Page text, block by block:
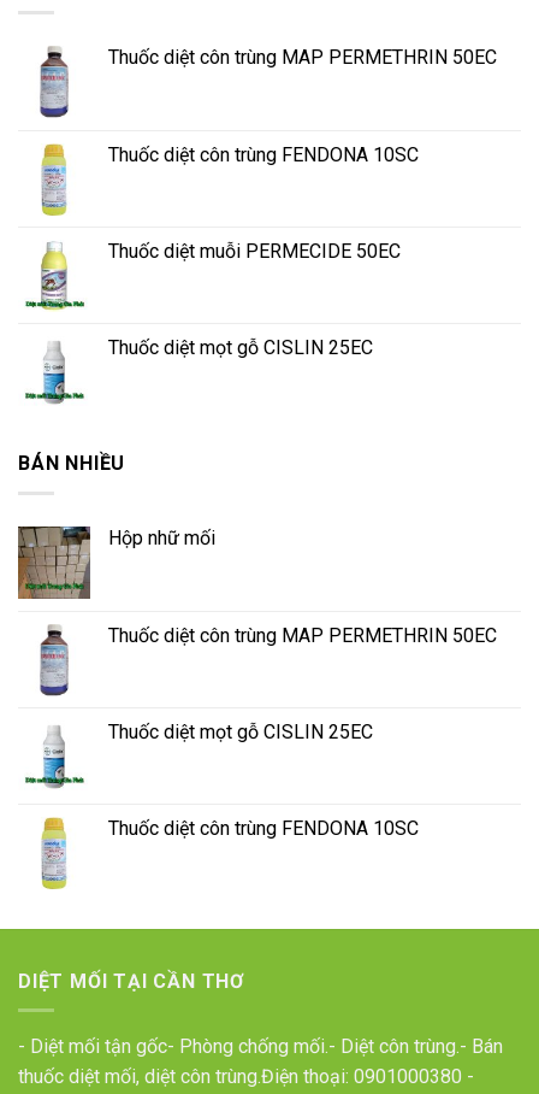
Thuốc diệt côn trùng MAP PERMETHRIN 50EC
Thuốc diệt côn trùng FENDONA 10SC
Thuốc diệt muỗi PERMECIDE 50EC
Thuốc diệt mọt gỗ CISLIN 25EC
BÁN NHIỀU
Hộp nhữ mối
Thuốc diệt côn trùng MAP PERMETHRIN 50EC
Thuốc diệt mọt gỗ CISLIN 25EC
Thuốc diệt côn trùng FENDONA 10SC
DIỆT MỐI TẠI CẦN THƠ
- Diệt mối tận gốc- Phòng chống mối.- Diệt côn trùng.- Bán
thuốc diệt mối, diệt côn trùng.Điện thoại: 0901000380 -